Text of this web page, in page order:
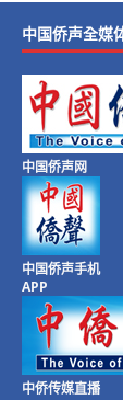
中国侨声全媒
中国侨声网
中国侨声手机
APP
中侨传媒直播